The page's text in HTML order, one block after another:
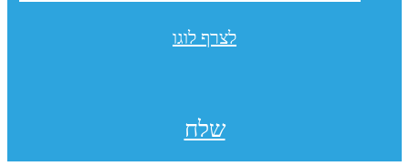
לצרף לוגו
שלח